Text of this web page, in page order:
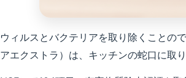
ウィルスとバクテリアを取り除くことの
アエクストラ）は、キッチンの蛇口に取